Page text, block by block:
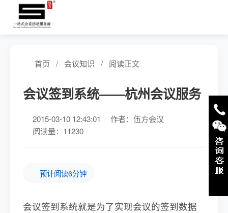
首页 / 会议知识 / 阅读正文
会议签到系统——杭州会议服务
2015-03-10 12:43:01
作者：伍方会议
阅读量：11230
预计阅读6分钟
会议签到系统就是为了实现会议的签到数据